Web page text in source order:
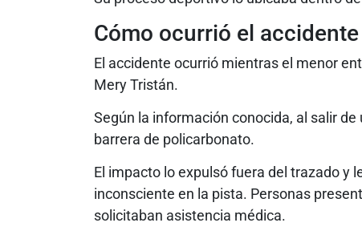
Cómo ocurrió el accidente
El accidente ocurrió mientras el menor
Mery Tristán.
Según la información conocida, al salir
barrera de policarbonato.
El impacto lo expulsó fuera del trazado y
inconsciente en la pista. Personas
solicitaban asistencia médica.